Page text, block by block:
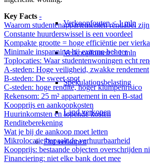
Verkoopfouten < 1 mln
Verkoopfouten > 1 mln
Spekulationsbelasting
Land verkopen
Flatverkopen
Key Facts -
Waarom studentenappartementen rendabel zijn
Constante huurderswissel is een voordeel
Kompakte grootte = hoge efficiëntie per
Minimale inspanning bij externe beheer
Toplocaties: Waar studentenwoningen echt
A-steden: Hoge veiligheid, zwakke rendement
B-steden: De sweet spot
C-steden: hoge rendite, hoger klumpenrisico
Rekensom: 25 m² appartement in een B-stad
Koopprijs en aankoopkosten
Huurinkomsten en lopende kosten
Renditeberekening
Wat je bij de aankoop moet letten
Mikrolocatie bepaalt de verhuurbaarheid
Koopprijs: bestaande objecten overschrijden
Financiering: niet elke bank doet mee